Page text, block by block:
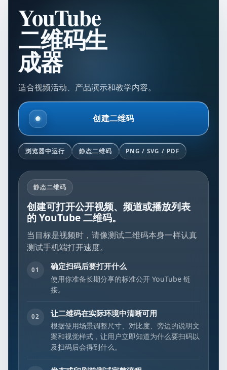
YouTube
二维码生
成器
适合视频活动、产品演示和教学内容。
创建二维码
浏览器中运行 静态二维码 PNG / SVG / PDF
静态二维码
创建可打开公开视频、频道或播放列表
的 YouTube 二维码。
当目标是视频时，请像测试二维码本身一样认真
测试手机端打开速度。
01 确定扫码后要打开什么
使用你准备长期分享的标准公开 YouTube 链
接。
02 让二维码在实际环境中清晰可用
根据使用场景调整尺寸、对比度、旁边的说明文
案和视觉样式，让用户立即知道为什么要扫码以
及扫码后会得到什么。